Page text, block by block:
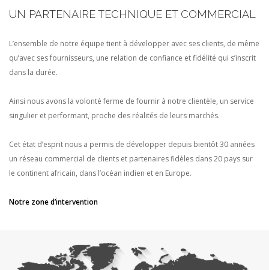
UN PARTENAIRE TECHNIQUE ET COMMERCIAL
L’ensemble de notre équipe tient à développer avec ses clients, de même
qu’avec ses fournisseurs, une relation de confiance et fidélité qui s’inscrit
dans la durée.
Ainsi nous avons la volonté ferme de fournir à notre clientèle, un service
singulier et performant, proche des réalités de leurs marchés.
Cet état d’esprit nous a permis de développer depuis bientôt 30 années
un réseau commercial de clients et partenaires fidèles dans 20 pays sur
le continent africain, dans l’océan indien et en Europe.
Notre zone d’intervention